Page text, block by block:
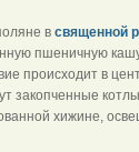
в священной
пшеничную
происходит в
закопченные
хижине,